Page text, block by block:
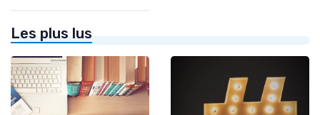
Les plus lus